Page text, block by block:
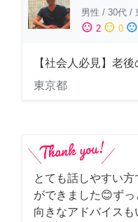
男性 / 30代 /
sentiment_satisfied 2 sentiment_neutral 0 sentiment_dissatisfied
【社会人必見】老
東京都
とても話しやすい
ができました😊ず
向きなアドバイス